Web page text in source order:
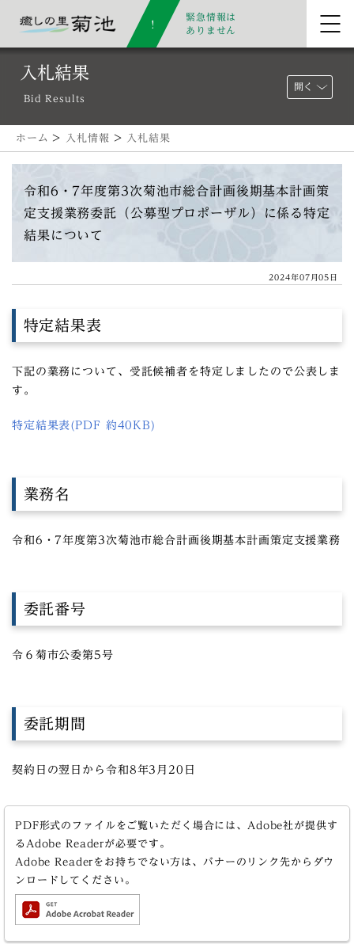
緊急情報は
ありません
入札結果
Bid Results
開く
ホーム > 入札情報 > 入札結果
令和6・7年度第3次菊池市総合計画後期基本計画策
定支援業務委託（公募型プロポーザル）に係る特定
結果について
2024年07月05日
特定結果表
下記の業務について、受託候補者を特定しましたので公表しま
す。
特定結果表(PDF 約40KB)
業務名
令和6・7年度第3次菊池市総合計画後期基本計画策定支援業務
委託番号
令６菊市公委第5号
委託期間
契約日の翌日から令和8年3月20日
PDF形式のファイルをご覧いただく場合には、Adobe社が提供す
るAdobe Readerが必要です。
Adobe Readerをお持ちでない方は、バナーのリンク先からダウ
ンロードしてください。